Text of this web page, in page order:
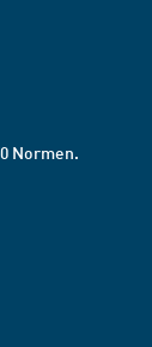
Normen.